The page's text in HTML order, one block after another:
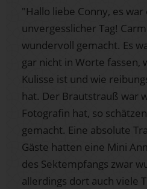
"Hallo liebe Conny, es
unvergesslicher Tag!
wundervoll gemacht. Es
gar nicht in Worte fassen,
Kulisse ist und wie
hat. Der Brautstrauß war
Fotografin hat, so
gemacht. Eine absolute
Gäste hatten eine Mini
des Sektempfangs zwar
allerdings dort auch viele